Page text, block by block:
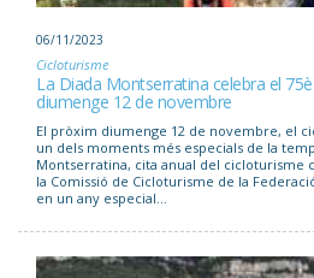
06/11/2023
Cicloturisme
La Diada Montserratina celebra el
diumenge 12 de novembre
El pròxim diumenge 12 de novembre, el
un dels moments més especials de la
Montserratina, cita anual del cicloturisme
la Comissió de Cicloturisme de la
en un any especial...